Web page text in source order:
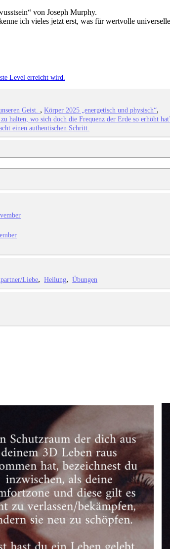
von Joseph Murphy.
ich vieles jetzt erst, was für wertvolle
Level erreicht wird.
Geist.
Körper 2025 „energetisch und physisch“
halten, wo sich doch die Frequenz der Erde so erhöht
einen authentischen Schritt.
Liebe Heilung Übungen